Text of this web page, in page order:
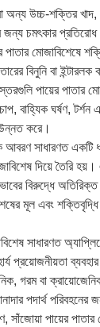
অন্য উচ্চ-শক্তির খাদ,
জন্য চমৎকার
মোজাবিশেষে
বিনুনি বা ইন্টারলক
পায়ের পাতার
বাহ্যিক ঘর্ষণ, টর্শন
করে।
আবরণ সাধারণত একটি
দিয়ে তৈরি
বিরুদ্ধে
মূল এবং
সাধারণত
প্রয়োজনীয়তা
গরম বা
পদার্থ
সাঁজোয়া পায়ের